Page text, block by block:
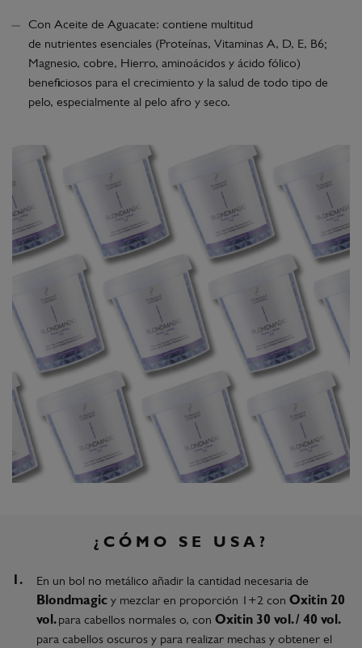
Con Aceite de Aguacate: contiene multitud
de nutrientes esenciales (Proteínas, Vitaminas A, D, E, B6;
Magnesio, cobre, Hierro, aminoácidos y ácido fólico)
beneficiosos para el crecimiento y la salud de todo tipo de
pelo, especialmente al pelo afro y seco.
¿CÓMO SE USA?
En un bol no metálico añadir la cantidad necesaria de
Blondmagic y mezclar en proporción 1+2 con Oxitin 20
vol.para cabellos normales o, con Oxitin 30 vol. / 40 vol.
para cabellos oscuros y para realizar mechas y obtener el